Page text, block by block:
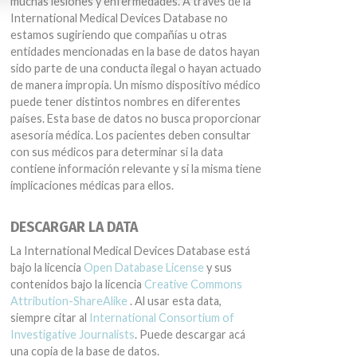
International Medical Devices Database no
estamos sugiriendo que compañías u otras
entidades mencionadas en la base de datos hayan
sido parte de una conducta ilegal o hayan actuado
de manera impropia. Un mismo dispositivo médico
puede tener distintos nombres en diferentes
países. Esta base de datos no busca proporcionar
asesoría médica. Los pacientes deben consultar
con sus médicos para determinar si la data
contiene información relevante y si la misma tiene
implicaciones médicas para ellos.
DESCARGAR LA DATA
La International Medical Devices Database está
bajo la licencia Open Database License y sus
contenidos bajo la licencia Creative Commons
Attribution-ShareAlike . Al usar esta data,
siempre citar al International Consortium of
Investigative Journalists. Puede descargar acá
una copia de la base de datos.